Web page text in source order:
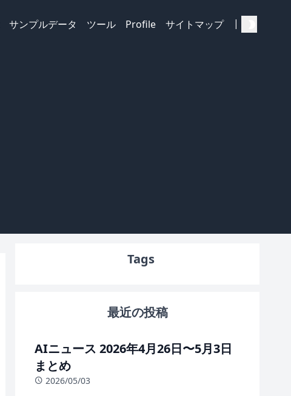
サンプルデータ ツール Profile サイトマップ |
Tags
最近の投稿
AIニュース 2026年4月26日〜5月3日
まとめ
2026/05/03